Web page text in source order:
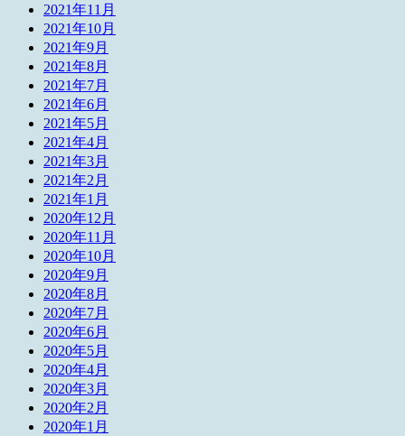
2021年11月
2021年10月
2021年9月
2021年8月
2021年7月
2021年6月
2021年5月
2021年4月
2021年3月
2021年2月
2021年1月
2020年12月
2020年11月
2020年10月
2020年9月
2020年8月
2020年7月
2020年6月
2020年5月
2020年4月
2020年3月
2020年2月
2020年1月